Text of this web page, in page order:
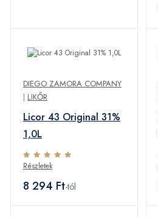
DIEGO ZAMORA COMPANY
| LIKŐR
Licor 43 Original 31%
1,0L
Részletek
8 294 Ft-tól